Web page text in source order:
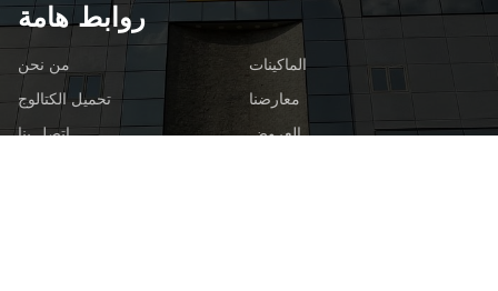
روابط هامة
من نحن
الماكينات
تحميل الكتالوج
معارضنا
اتصل بنا
العروض